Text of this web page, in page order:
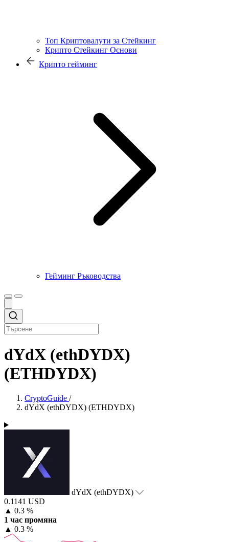
Топ Криптовалути за Стейкинг
Крипто Стейкинг Основи
Крипто гейминг
Гейминг Ръководства
dYdX (ethDYDX)
(ETHDYDX)
CryptoGuide /
dYdX (ethDYDX) (ETHDYDX)
dYdX (ethDYDX)
0.1141 USD
▲ 0.3 %
1 час промяна
▲ 0.3 %